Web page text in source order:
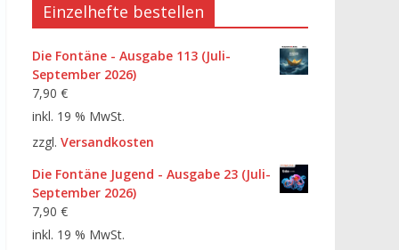
Einzelhefte bestellen
Die Fontäne - Ausgabe 113 (Juli-
September 2026)
7,90 €
inkl. 19 % MwSt.
zzgl. Versandkosten
Die Fontäne Jugend - Ausgabe 23 (Juli-
September 2026)
7,90 €
inkl. 19 % MwSt.